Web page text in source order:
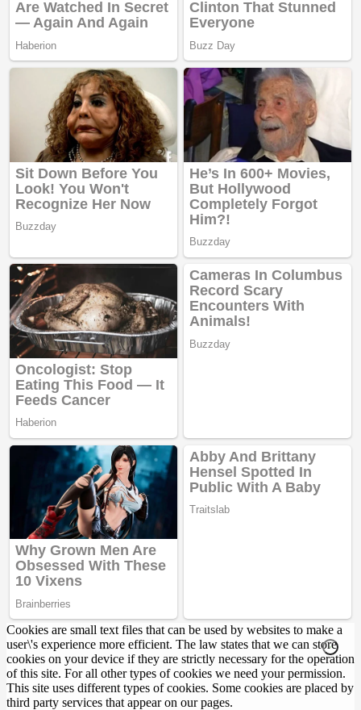
Cookies are small text files that can be used by websites to make a
user\'s experience more efficient. The law states that we can store
cookies on your device if they are strictly necessary for the operation
of this site. For all other types of cookies we need your permission.
This site uses different types of cookies. Some cookies are placed by
third party services that appear on our pages.